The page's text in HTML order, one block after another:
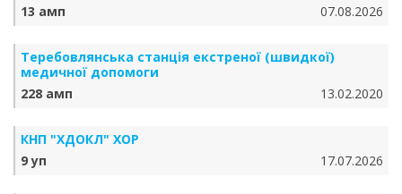
13 амп
07.08.2026
Теребовлянська станція екстреної (швидкої)
медичної допомоги
228 амп
13.02.2020
КНП "ХДОКЛ" ХОР
9 уп
17.07.2026